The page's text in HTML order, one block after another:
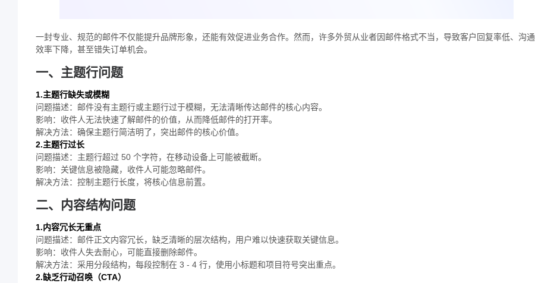
一封专业、规范的邮件不仅能提升品牌形象，还能有效促进业务合作。然而，许多外贸从业者因邮件格式不当，导致客户回复率低、沟通
效率下降，甚至错失订单机会。
一、主题行问题
1.主题行缺失或模糊
问题描述：邮件没有主题行或主题行过于模糊，无法清晰传达邮件的核心内容。
影响：收件人无法快速了解邮件的价值，从而降低邮件的打开率。
解决方法：确保主题行简洁明了，突出邮件的核心价值。
2.主题行过长
问题描述：主题行超过 50 个字符，在移动设备上可能被截断。
影响：关键信息被隐藏，收件人可能忽略邮件。
解决方法：控制主题行长度，将核心信息前置。
二、内容结构问题
1.内容冗长无重点
问题描述：邮件正文内容冗长，缺乏清晰的层次结构，用户难以快速获取关键信息。
影响：收件人失去耐心，可能直接删除邮件。
解决方法：采用分段结构，每段控制在 3 - 4 行，使用小标题和项目符号突出重点。
2.缺乏行动召唤（CTA）